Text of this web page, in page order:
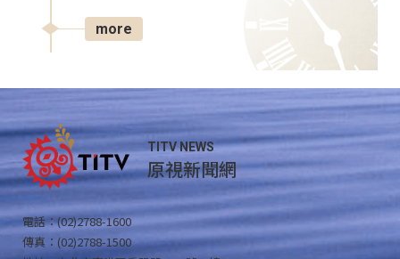
more
TITV NEWS
原視新聞網
電話：(02)2788-1600
傳真：(02)2788-1500